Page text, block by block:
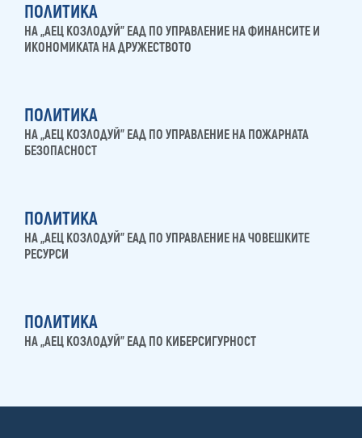
ПОЛИТИКА
НА „АЕЦ КОЗЛОДУЙ” ЕАД ПО УПРАВЛЕНИЕ НА ФИНАНСИТЕ И
ИКОНОМИКАТА НА ДРУЖЕСТВОТО
ПОЛИТИКА
НА „АЕЦ КОЗЛОДУЙ” ЕАД ПО УПРАВЛЕНИЕ НА ПОЖАРНАТА
БЕЗОПАСНОСТ
ПОЛИТИКА
НА „АЕЦ КОЗЛОДУЙ” ЕАД ПО УПРАВЛЕНИЕ НА ЧОВЕШКИТЕ
РЕСУРСИ
ПОЛИТИКА
НА „АЕЦ КОЗЛОДУЙ” ЕАД ПО КИБЕРСИГУРНОСТ